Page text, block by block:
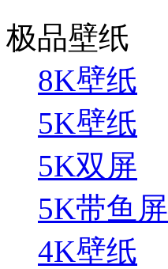
极品壁纸
8K壁纸
5K壁纸
5K双屏
5K带鱼屏
4K壁纸